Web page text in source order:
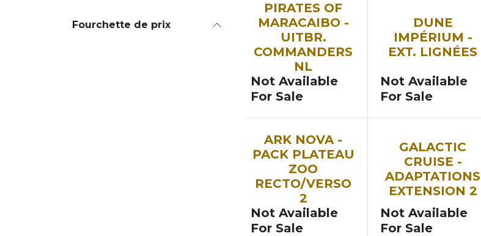
Fourchette de prix
PIRATES OF
MARACAIBO -
UITBR.
COMMANDERS
NL
Not Available
For Sale
DUNE
IMPÉRIUM -
EXT. LIGNÉES
Not Available
For Sale
ARK NOVA -
PACK PLATEAU
ZOO
RECTO/VERSO
2
Not Available
For Sale
GALACTIC
CRUISE -
ADAPTATIONS
EXTENSION 2
Not Available
For Sale